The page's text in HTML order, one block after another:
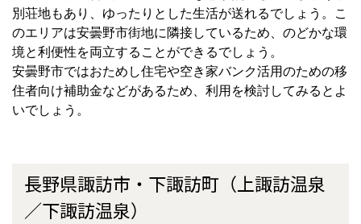
別荘地もあり、ゆったりとした生活が送れるでしょう。こ
のエリアは安曇野市街地に隣接しているため、のどかな環
境と利便性を両立することができるでしょう。
安曇野市ではおためし住宅や空き家バンク活用のための移
住者向け補助金などがあるため、利用を検討してみるとよ
いでしょう。
長野県諏訪市・下諏訪町（上諏訪温泉
／下諏訪温泉）